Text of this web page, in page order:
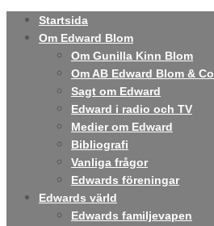
Startsida
Om Edward Blom
Om Gunilla Kinn Blom
Om AB Edward Blom & Co
Sagt om Edward
Edward i radio och TV
Medier om Edward
Bibliografi
Vanliga frågor
Edwards föreningar
Edwards värld
Edwards familjevapen